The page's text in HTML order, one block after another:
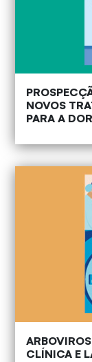
NOVOS
PARA A
CLÍNICA E